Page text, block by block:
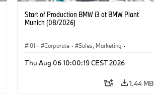
Start of Production BMW i3 at BMW Plant
Munich (08/2026)
I01 · Corporate · Sales, Marketing ·
Thu Aug 06 10:00:19 CEST 2026
1.44 MB